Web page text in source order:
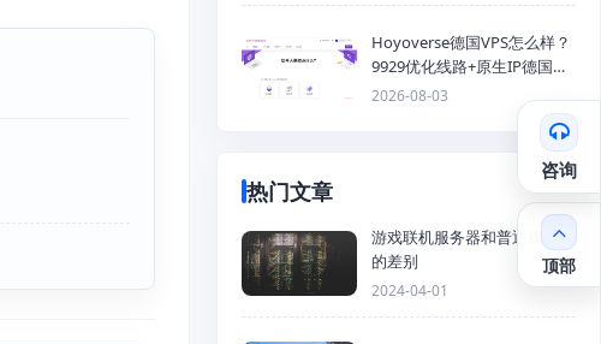
Hoyoverse德国VPS怎么样？
9929优化线路+原生IP德国
KVM VPS推荐
2026-08-03
热门文章
游戏联机服务器和普通服务器
的差别
2024-04-01
咨询
顶部